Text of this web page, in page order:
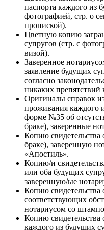
паспорта каждого из
фотографией, стр. о
пропиской).
Цветную копию
супругов (стр. с
визой).
Заверенное
заявление будущих
согласно
никаких препятствий
Оригиналы справок
проживания каждого
форме №35 об
браке), заверенные
Копию свидетельства
браке), заверенную
«Апостиль».
Копию/и
или оба будущих
заверенную/ые
Копию свидетельства
соответствующих
нотариусом со
Копию
каждого из будущих